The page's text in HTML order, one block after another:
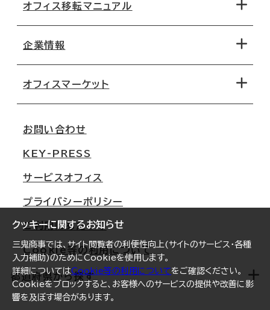
クッキーに関するお知らせ
三鬼商事では、サイト閲覧者の利便性向上(サイトのサービス・各種
入力補助)のためにCookieを使用します。
詳細についてはCookie等の利用についてをご確認ください。
Cookieをブロックすると、お客様へのサービスの提供や改善に影
響を及ぼす場合があります。
地図から探す
路線・駅から探す
オフィス移転マニュアル
移転コストシミュレーション
移転スケジュール
オフィス移転Q&A
企業情報
オフィスマーケット
大阪
名古屋
札幌
仙台
横浜
福岡
オフィスリポート
お問い合わせ
KEY-PRESS
サービスオフィス
プライバシーポリシー
ご利用にあたって
Cookie等の利用について
都道府県から探す